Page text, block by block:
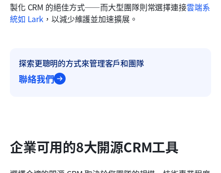
製化 CRM 的絕佳方式——而大型團隊則常選擇連接雲端系
統如 Lark ，以減少維護並加速擴展。
探索更聰明的方式來管理客戶和團隊
聯絡我們
企業可用的8大開源CRM工具